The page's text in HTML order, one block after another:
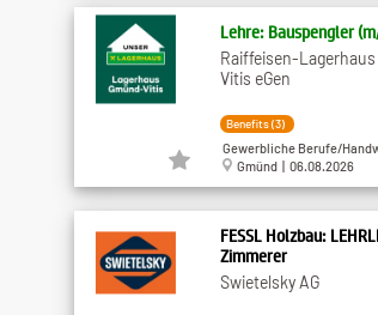
Lehre: Bauspengler
Raiffeisen-
Vitis eGen
Benefits (3)
Gewerbliche Berufe/
Gmünd | 06.08.2026
FESSL Holzbau:
Zimmerer
Swietelsky AG